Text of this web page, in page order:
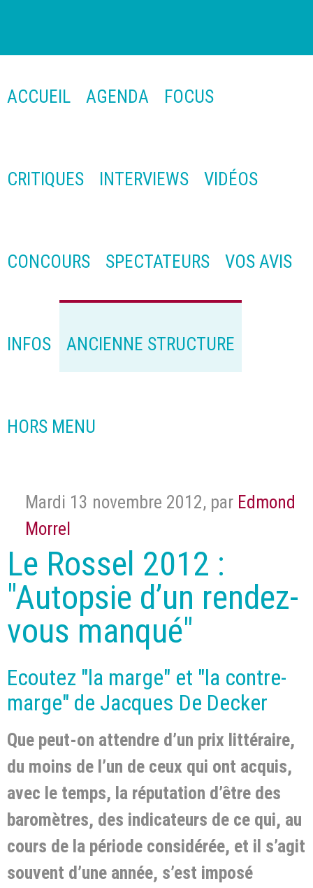
ACCUEIL AGENDA FOCUS
CRITIQUES INTERVIEWS VIDÉOS
CONCOURS SPECTATEURS VOS AVIS
INFOS ANCIENNE STRUCTURE
HORS MENU
Mardi 13 novembre 2012, par Edmond
Morrel
Le Rossel 2012 :
"Autopsie d’un rendez-
vous manqué"
Ecoutez "la marge" et "la contre-
marge" de Jacques De Decker
Que peut-on attendre d’un prix littéraire,
du moins de l’un de ceux qui ont acquis,
avec le temps, la réputation d’être des
baromètres, des indicateurs de ce qui, au
cours de la période considérée, et il s’agit
souvent d’une année, s’est imposé